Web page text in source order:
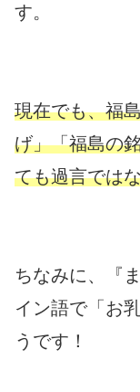
す。
現在でも、福
げ」「福島の
ても過言では
ちなみに、『
イン語で「お
うです！